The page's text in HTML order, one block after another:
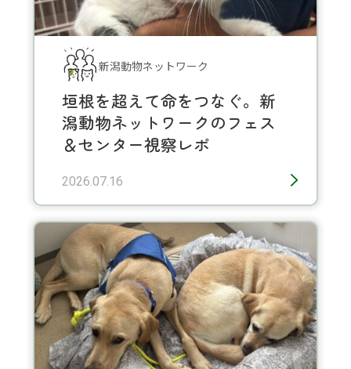
新潟動物ネットワーク
垣根を超えて命をつなぐ。新
潟動物ネットワークのフェス
＆センター視察レポ
2026.07.16